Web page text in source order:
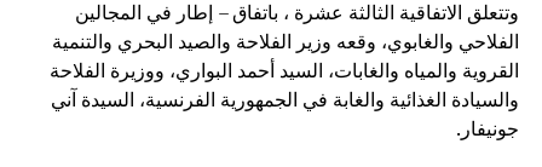
وتتعلق الاتفاقية الثالثة عشرة ، باتفاق – إطار في المجالين
الفلاحي والغابوي، وقعه وزير الفلاحة والصيد البحري والتنمية
القروية والمياه والغابات، السيد أحمد البواري، ووزيرة الفلاحة
والسيادة الغذائية والغابة في الجمهورية الفرنسية، السيدة آني
جونيفار.